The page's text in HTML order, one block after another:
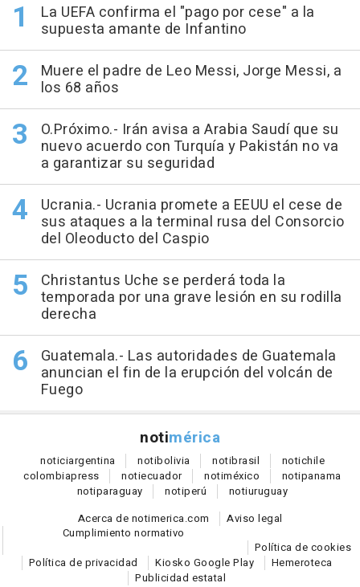
La UEFA confirma el "pago por cese" a la
supuesta amante de Infantino
Muere el padre de Leo Messi, Jorge Messi, a
los 68 años
O.Próximo.- Irán avisa a Arabia Saudí que su
nuevo acuerdo con Turquía y Pakistán no va
a garantizar su seguridad
Ucrania.- Ucrania promete a EEUU el cese de
sus ataques a la terminal rusa del Consorcio
del Oleoducto del Caspio
Christantus Uche se perderá toda la
temporada por una grave lesión en su rodilla
derecha
Guatemala.- Las autoridades de Guatemala
anuncian el fin de la erupción del volcán de
Fuego
notimérica
noticiargentina notibolivia notibrasil notichile
colombiapress notiecuador notiméxico notipanama
notiparaguay notiperú notiuruguay
Acerca de notimerica.com
Aviso legal
Cumplimiento normativo
Política de cookies
Política de privacidad
Kiosko Google Play
Hemeroteca
Publicidad estatal